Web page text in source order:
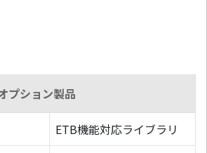
プション製品
ETB機能対応ライブラリ